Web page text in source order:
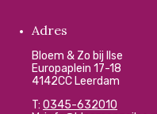
Adres
Bloem & Zo bij Ilse
Europaplein 17-18
4142CC Leerdam
T: 0345-632010